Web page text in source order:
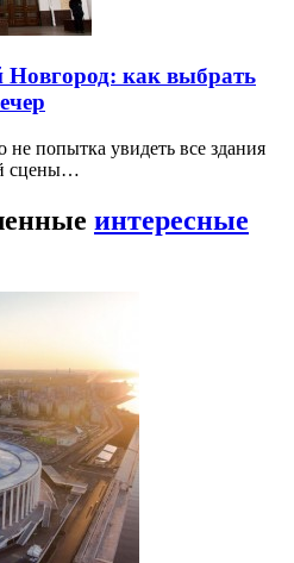
как выбрать
попытка увидеть все здания
сцены…
интересные